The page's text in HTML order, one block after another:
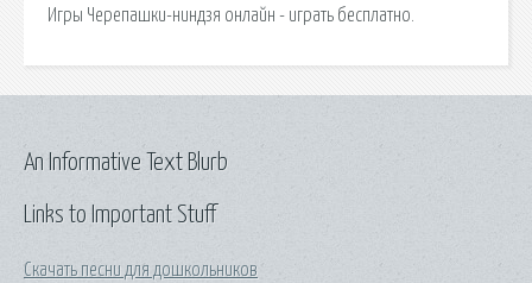
Игры Черепашки-ниндзя онлайн - играть бесплатно.
Links to Important Stuff
Скачать песни для дошкольников
An Informative Text Blurb